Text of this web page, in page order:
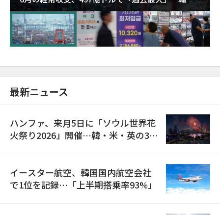
が初の1000億ドル突破
最新ニュース
ハンファ、来月5日に「ソウル世界花
火祭り2026」開催…韓・米・英の3カ
イースター航空、韓国国内航空会社
で1位を記録…「上半期搭乗率93%」